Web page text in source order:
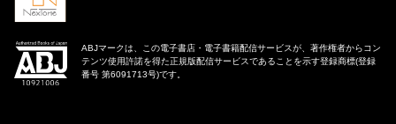
ABJマークは、この電子書店・電子書籍配信サービスが、著作権者からコン
テンツ使用許諾を得た正規版配信サービスであることを示す登録商標(登録
番号 第6091713号)です。